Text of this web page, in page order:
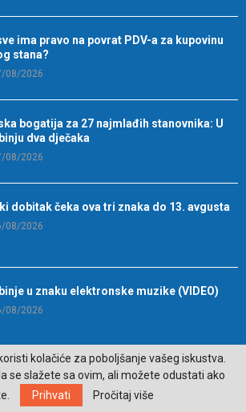
ima pravo na povrat PDV-a za kupovinu
stana?
08/2026
bogatija za 27 najmlađih stanovnika: U
dva dječaka
08/2026
dobitak čeka ova tri znaka do 13. avgusta
08/2026
u znaku elektronske muzike (VIDEO)
08/2026
koja je idealna za zdravlje mozga
08/2026
kolačiće za poboljšanje vašeg iskustva.
se slažete sa ovim, ali možete odustati ako
Prihvati Pročitaj više